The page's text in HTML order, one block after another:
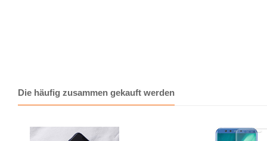
Die häufig zusammen gekauft werden